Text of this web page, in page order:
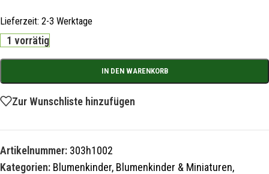
Lieferzeit: 2-3 Werktage
1 vorrätig
IN DEN WARENKORB
Zur Wunschliste hinzufügen
Artikelnummer: 303h1002
Kategorien: Blumenkinder, Blumenkinder & Miniaturen,